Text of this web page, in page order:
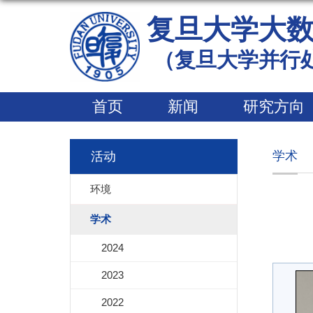
复旦大学大
（复旦大学并行
首页 新闻 研究方向
活动
环境
学术
2024
2023
2022
学术